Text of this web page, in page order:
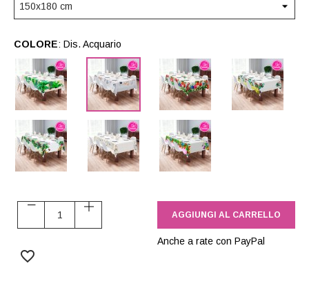
COLORE: Dis. Acquario
Cactus
Dis.
Acquario
Tropical
Flowers
Dis.
Frutti
di
bosco
Primi
Fiori
Dis.
Kintsugi
Primavera
Anche a rate con PayPal
AGGIUNGI AL CARRELLO
favorite_border